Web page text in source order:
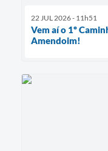
22 JUL 2026 - 11h51
Vem aí o 1º
Amendoim!